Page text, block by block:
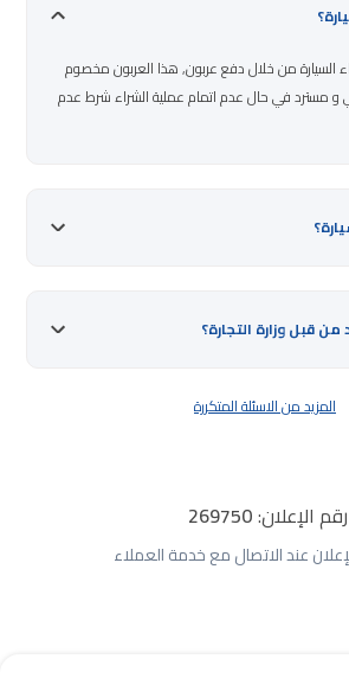
السيارة من خلال دفع عربون, هذا العربون مخصوم
و مسترد في حال عدم اتمام عملية الشراء شرط عدم
قبل وزارة التجارة؟
المزيد من الاسئلة المتكررة
رقم الإعلان:269750
عند الاتصال مع خدمة العملاء